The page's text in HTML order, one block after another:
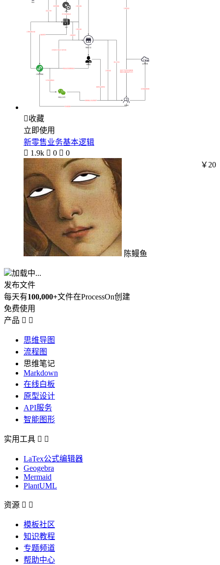
收藏
立即使用
新零售业务基本逻辑
 1.9k  0  0
陈鳗鱼
￥20
加载中...
发布文件
每天有100,000+文件在ProcessOn创建
免费使用
产品  
思维导图
流程图
思维笔记
Markdown
在线白板
原型设计
API服务
智能图形
实用工具  
LaTex公式编辑器
Geogebra
Mermaid
PlantUML
资源  
模板社区
知识教程
专题频道
帮助中心